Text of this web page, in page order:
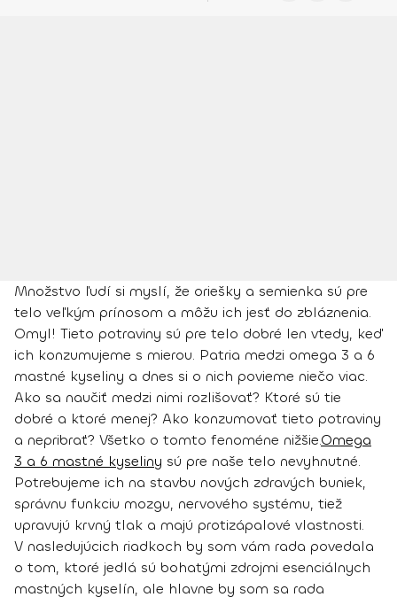
Množstvo ľudí si myslí, že oriešky a semienka sú pre
telo veľkým prínosom a môžu ich jesť do zbláznenia.
Omyl! Tieto potraviny sú pre telo dobré len vtedy, keď
ich konzumujeme s mierou. Patria medzi omega 3 a 6
mastné kyseliny a dnes si o nich povieme niečo viac.
Ako sa naučiť medzi nimi rozlišovať? Ktoré sú tie
dobré a ktoré menej? Ako konzumovať tieto potraviny
a nepribrať? Všetko o tomto fenoméne nižšie.Omega
3 a 6 mastné kyseliny sú pre naše telo nevyhnutné.
Potrebujeme ich na stavbu nových zdravých buniek,
správnu funkciu mozgu, nervového systému, tiež
upravujú krvný tlak a majú protizápalové vlastnosti.
V nasledujúcich riadkoch by som vám rada povedala
o tom, ktoré jedlá sú bohatými zdrojmi esenciálnych
mastných kyselín, ale hlavne by som sa rada